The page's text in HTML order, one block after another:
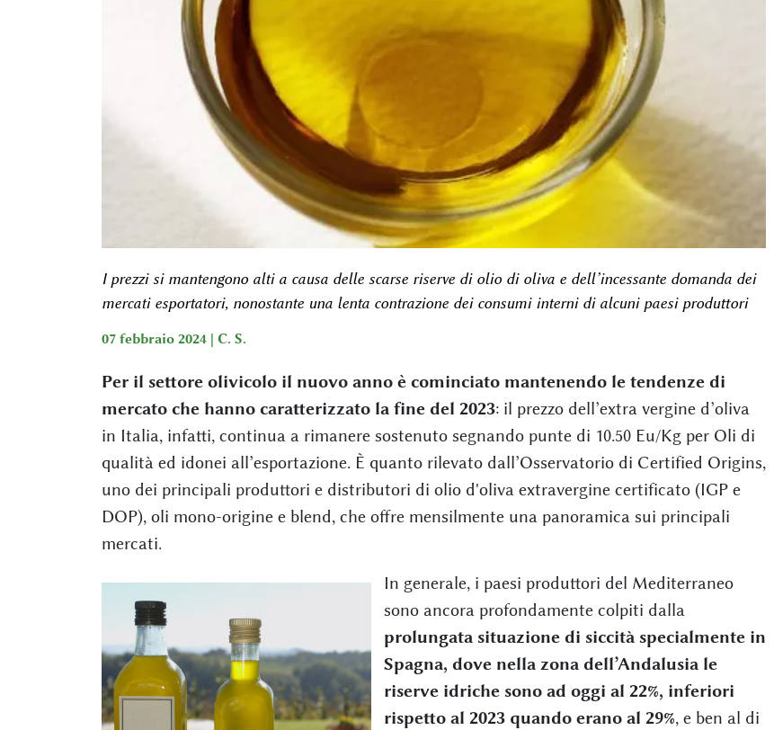
I prezzi si mantengono alti a causa delle scarse riserve di olio di oliva e dell’incessante domanda dei
mercati esportatori, nonostante una lenta contrazione dei consumi interni di alcuni paesi produttori
07 febbraio 2024 | C. S.
Per il settore olivicolo il nuovo anno è cominciato mantenendo le tendenze di
mercato che hanno caratterizzato la fine del 2023: il prezzo dell’extra vergine d’oliva
in Italia, infatti, continua a rimanere sostenuto segnando punte di 10.50 Eu/Kg per Oli di
qualità ed idonei all’esportazione. È quanto rilevato dall’Osservatorio di Certified Origins,
uno dei principali produttori e distributori di olio d'oliva extravergine certificato (IGP e
DOP), oli mono-origine e blend, che offre mensilmente una panoramica sui principali
mercati.
In generale, i paesi produttori del Mediterraneo
sono ancora profondamente colpiti dalla
prolungata situazione di siccità specialmente in
Spagna, dove nella zona dell’Andalusia le
riserve idriche sono ad oggi al 22%, inferiori
rispetto al 2023 quando erano al 29%, e ben al di